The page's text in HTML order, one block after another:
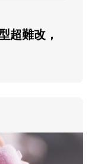
超難改，